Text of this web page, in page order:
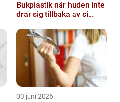
Bukplastik när huden inte
drar sig tillbaka av si...
03 juni 2026